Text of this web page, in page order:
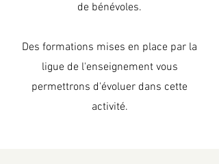
de bénévoles.
Des formations mises en place par la
ligue de l'enseignement vous
permettrons d'évoluer dans cette
activité.